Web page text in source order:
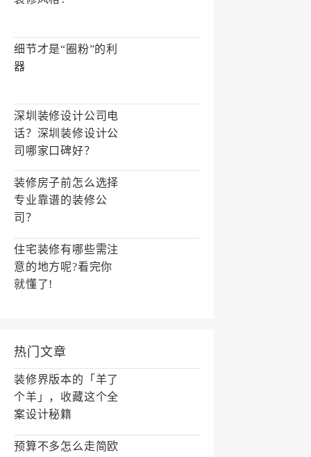
细节才是“圈粉”的利
器
深圳装修设计公司电
话？深圳装修设计公
司哪家口碑好？
装修房子前怎么选择
专业靠谱的装修公
司？
住宅装修有哪些需注
意的地方呢?看完你
就懂了!
热门文章
装修界版本的「羊了
个羊」，收藏这个全
案设计秘籍
预算不多怎么走简欧